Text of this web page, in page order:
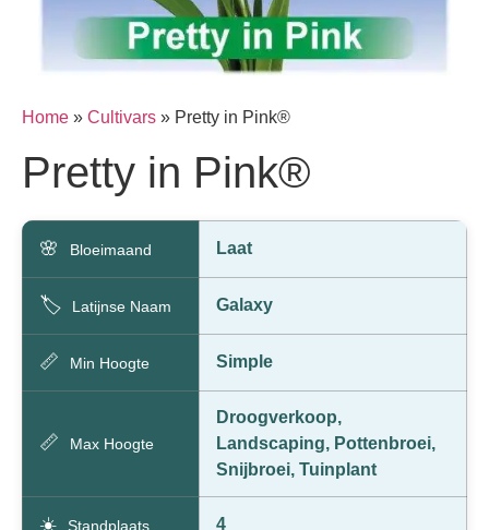
Home » Cultivars » Pretty in Pink®
Pretty in Pink®
🌸 Bloeimaand Laat
🏷️ Latijnse Naam Galaxy
📏 Min Hoogte Simple
📏 Max Hoogte
Droogverkoop,
Landscaping, Pottenbroei,
Snijbroei, Tuinplant
☀️ Standplaats 4